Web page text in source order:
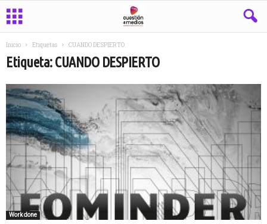
Inicio Etiquetas CUANDO DESPIERTO
Etiqueta: CUANDO DESPIERTO
Work done